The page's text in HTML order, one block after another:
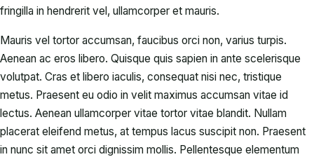
fringilla in hendrerit vel, ullamcorper et mauris.
Mauris vel tortor accumsan, faucibus orci non, varius turpis.
Aenean ac eros libero. Quisque quis sapien in ante scelerisque
volutpat. Cras et libero iaculis, consequat nisi nec, tristique
metus. Praesent eu odio in velit maximus accumsan vitae id
lectus. Aenean ullamcorper vitae tortor vitae blandit. Nullam
placerat eleifend metus, at tempus lacus suscipit non. Praesent
in nunc sit amet orci dignissim mollis. Pellentesque elementum